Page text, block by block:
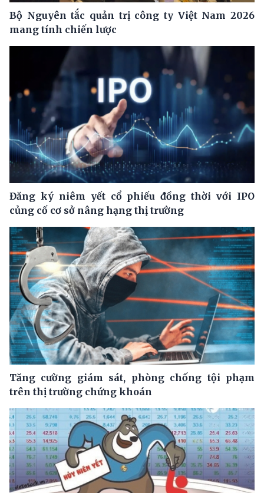
Bộ Nguyên tắc quản trị công ty Việt Nam 2026
mang tính chiến lược
Đăng ký niêm yết cổ phiếu đồng thời với IPO
củng cố cơ sở nâng hạng thị trường
Tăng cường giám sát, phòng chống tội phạm
trên thị trường chứng khoán